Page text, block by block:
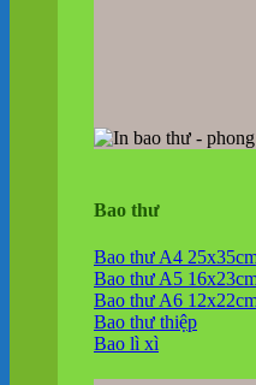
Bao thư
Bao thư A4
Bao thư A5
Bao thư A6
Bao thư thiệp
Bao lì xì